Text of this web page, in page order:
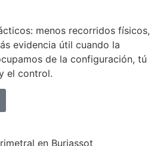
menos recorridos físicos,
evidencia útil cuando la
de la configuración, tú
el control.